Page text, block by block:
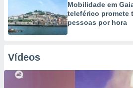
Mobilidade em
teleférico promete
pessoas por hora
Vídeos